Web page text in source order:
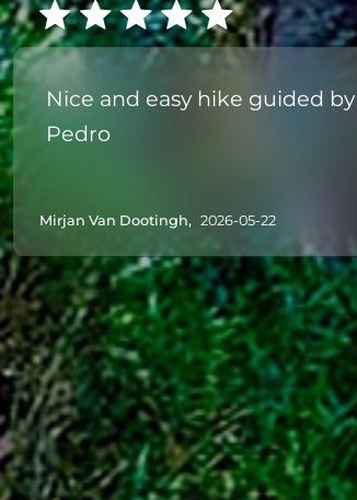
Nice and easy hike guided by
Pedro
Mirjan Van Dootingh, 2026-05-22